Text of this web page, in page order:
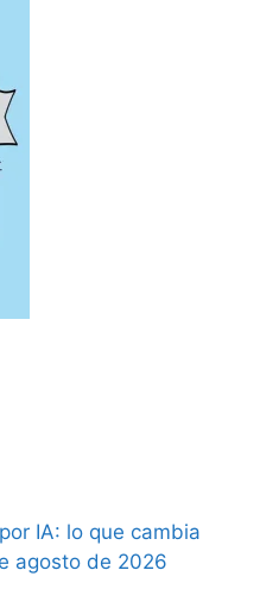
IA: lo que cambia
agosto de 2026